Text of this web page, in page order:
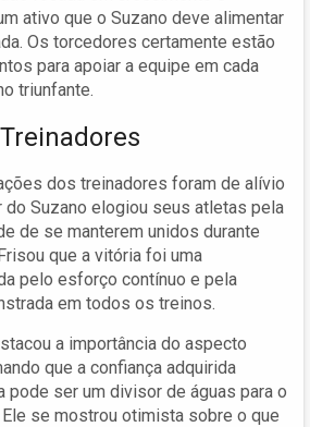
ativo que o Suzano deve alimentar
Os torcedores certamente estão
para apoiar a equipe em cada
triunfante.
dos treinadores foram de alívio
do Suzano elogiou seus atletas pela
de se manterem unidos durante
que a vitória foi uma
pelo esforço contínuo e pela
em todos os treinos.
a importância do aspecto
que a confiança adquirida
pode ser um divisor de águas para o
se mostrou otimista sobre o que